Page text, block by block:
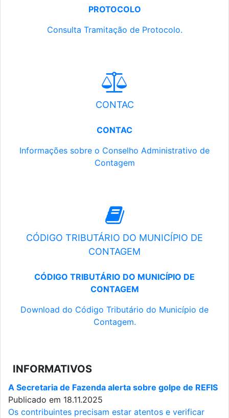
PROTOCOLO
Consulta Tramitação de Protocolo.
CONTAC
CONTAC
Informações sobre o Conselho Administrativo de
Contagem
CÓDIGO TRIBUTÁRIO DO MUNICÍPIO DE
CONTAGEM
CÓDIGO TRIBUTÁRIO DO MUNICÍPIO DE
CONTAGEM
Download do Código Tributário do Município de
Contagem.
INFORMATIVOS
A Secretaria de Fazenda alerta sobre golpe de REFIS
Publicado em 18.11.2025
Os contribuintes precisam estar atentos e verificar